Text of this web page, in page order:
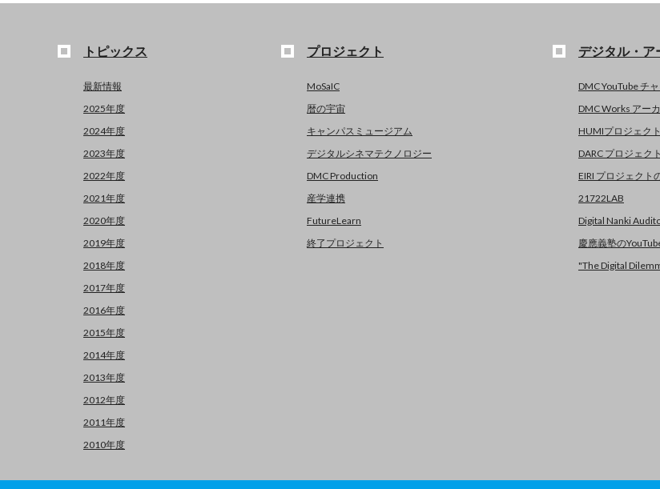
トピックス
最新情報
2025年度
2024年度
2023年度
2022年度
2021年度
2020年度
2019年度
2018年度
2017年度
2016年度
2015年度
2014年度
2013年度
2012年度
2011年度
2010年度
プロジェクト
MoSaIC
暦の宇宙
キャンパスミュージアム
デジタルシネマテクノロジー
DMC Production
産学連携
FutureLearn
終了プロジェクト
デジタル・ア
DMC YouTube チ
DMC Works アー
HUMIプロジェク
DARC プロジェク
EIRI プロジェクト
21722LAB
Digital Nanki
慶應義塾の
"The Digital